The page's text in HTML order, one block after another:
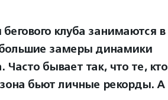
клуба занимаются в
замеры динамики
Часто бывает так, что те, кто
бьют личные рекорды. А